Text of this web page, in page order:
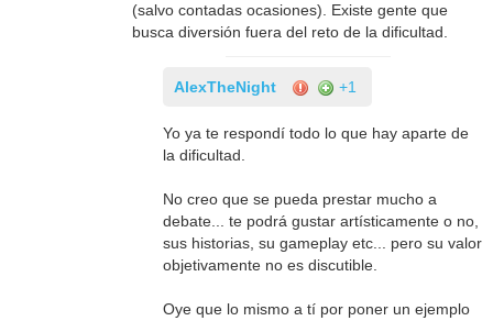
(salvo contadas ocasiones). Existe gente que
busca diversión fuera del reto de la dificultad.
AlexTheNight +1
Yo ya te respondí todo lo que hay aparte de
la dificultad.
No creo que se pueda prestar mucho a
debate... te podrá gustar artísticamente o no,
sus historias, su gameplay etc... pero su valor
objetivamente no es discutible.
Oye que lo mismo a tí por poner un ejemplo